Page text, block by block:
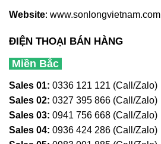
Website: www.sonlongvietnam.com
ĐIỆN THOẠI BÁN HÀNG
Miền Bắc
Sales 01: 0336 121 121 (Call/Zalo)
Sales 02: 0327 395 866 (Call/Zalo)
Sales 03: 0941 756 668 (Call/Zalo)
Sales 04: 0936 424 286 (Call/Zalo)